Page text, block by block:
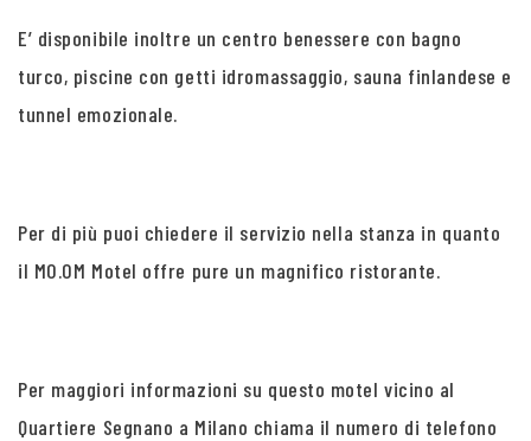
E’ disponibile inoltre un centro benessere con bagno
turco, piscine con getti idromassaggio, sauna finlandese e
tunnel emozionale.
Per di più puoi chiedere il servizio nella stanza in quanto
il MO.OM Motel offre pure un magnifico ristorante.
Per maggiori informazioni su questo motel vicino al
Quartiere Segnano a Milano chiama il numero di telefono